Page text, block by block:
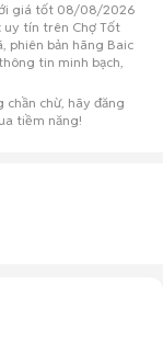
giá tốt 08/08/2026
uy tín trên Chợ Tốt
phiên bản hãng Baic
tin minh bạch,
chần chừ, hãy đăng
tiềm năng!